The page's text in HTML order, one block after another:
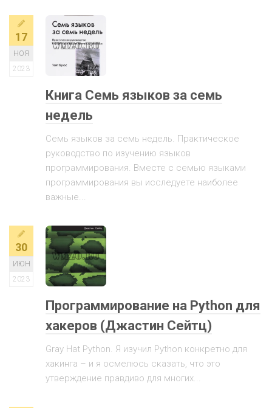
17
НОЯ
2023
Книга Семь языков за семь
недель
Семь языков за семь недель. Практическое
руководство по изучению языков
программирования. Вместе с семью языками
программирования вы исследуете наиболее
важные...
30
ИЮН
2023
Программирование на Python для
хакеров (Джастин Сейтц)
Gray Hat Python. Я изучил Python конкретно для
хакинга – и я осмелюсь сказать, что это
утверждение правдиво для многих...